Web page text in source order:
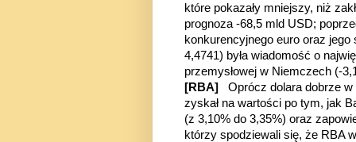
które pokazały mniejszy, niż
prognoza -68,5 mld USD;
konkurencyjnego euro oraz
4,4741) była wiadomość o
przemysłowej w Niemczech (-
[RBA]
Oprócz dolara dobrze w
zyskał na wartości po tym, jak
(z 3,10% do 3,35%) oraz
którzy spodziewali się, że RBA